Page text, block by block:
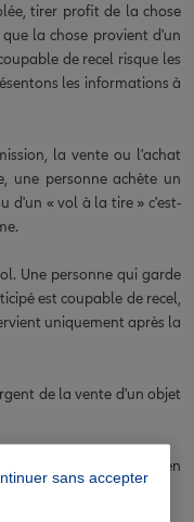
tirer profit de la chose
la chose provient d'un
de recel risque les
les informations à
la vente ou l'achat
une personne achète un
d'un « vol à la tire » c'est-
Une personne qui garde
est coupable de recel,
uniquement après la
de la vente d'un objet
foi qui achète un bien
sans accepter